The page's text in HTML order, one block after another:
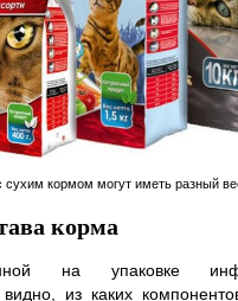
сухим кормом могут иметь разный
корма
на упаковке
видно, из каких